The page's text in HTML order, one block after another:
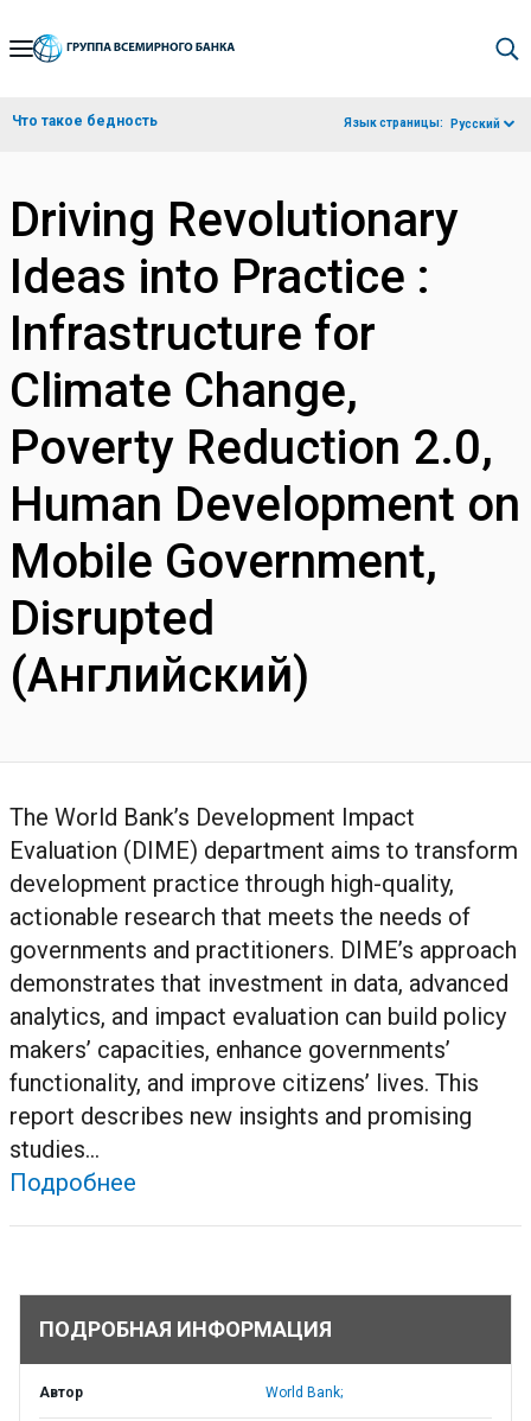
Skip
Navigation
Что такое бедность Язык страницы: Русский
Driving Revolutionary
Ideas into Practice :
Infrastructure for
Climate Change,
Poverty Reduction 2.0,
Human Development on
Mobile Government,
Disrupted
(Английский)
The World Bank’s Development Impact
Evaluation (DIME) department aims to transform
development practice through high-quality,
actionable research that meets the needs of
governments and practitioners. DIME’s approach
demonstrates that investment in data, advanced
analytics, and impact evaluation can build policy
makers’ capacities, enhance governments’
functionality, and improve citizens’ lives. This
report describes new insights and promising
studies...
Подробнее
ПОДРОБНАЯ ИНФОРМАЦИЯ
Автор World Bank;